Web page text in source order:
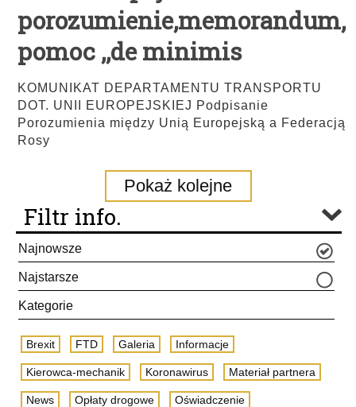
porozumienie,memorandum,
pomoc ,,de minimis
KOMUNIKAT DEPARTAMENTU TRANSPORTU
DOT. UNII EUROPEJSKIEJ Podpisanie
Porozumienia między Unią Europejską a Federacją
Rosy
Pokaż kolejne
Filtr info.
Najnowsze
Najstarsze
Kategorie
Brexit FTD Galeria Informacje
Kierowca-mechanik Koronawirus Materiał partnera
News Opłaty drogowe Oświadczenie